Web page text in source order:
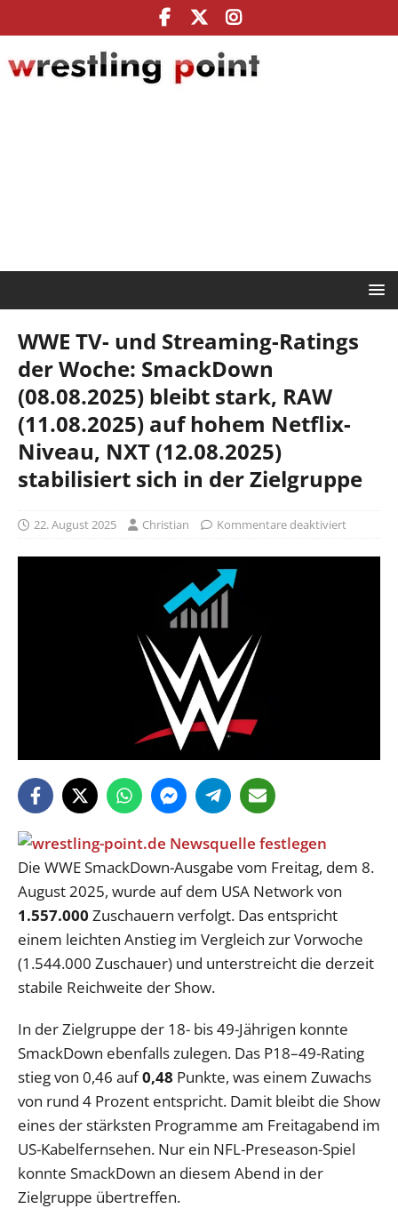
WWE TV- und Streaming-Ratings
der Woche: SmackDown
(08.08.2025) bleibt stark, RAW
(11.08.2025) auf hohem Netflix-
Niveau, NXT (12.08.2025)
stabilisiert sich in der Zielgruppe
22. August 2025 Christian Kommentare deaktiviert
Die WWE SmackDown-Ausgabe vom Freitag, dem 8.
August 2025, wurde auf dem USA Network von
1.557.000 Zuschauern verfolgt. Das entspricht
einem leichten Anstieg im Vergleich zur Vorwoche
(1.544.000 Zuschauer) und unterstreicht die derzeit
stabile Reichweite der Show.
In der Zielgruppe der 18- bis 49-Jährigen konnte
SmackDown ebenfalls zulegen. Das P18–49-Rating
stieg von 0,46 auf0,48 Punkte, was einem Zuwachs
von rund 4 Prozent entspricht. Damit bleibt die Show
eines der stärksten Programme am Freitagabend im
US-Kabelfernsehen. Nur ein NFL-Preseason-Spiel
konnte SmackDown an diesem Abend in der
Zielgruppe übertreffen.